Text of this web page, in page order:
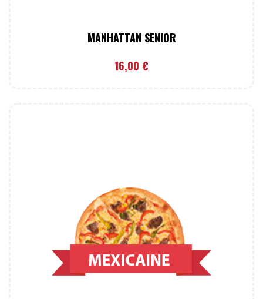
MANHATTAN SENIOR
16,00 €